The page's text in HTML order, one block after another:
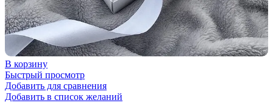
В корзину
Быстрый просмотр
Добавить для сравнения
Добавить в список желаний